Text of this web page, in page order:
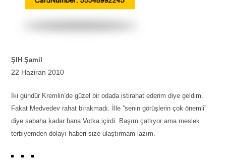
ŞIH Şamil
22 Haziran 2010
İki gündür Kremlin’de güzel bir odada istirahat ederim diye geldim.
Fakat Medvedev rahat bırakmadı. İlle ”senin görüşlerin çok önemli”
diye sabaha kadar bana Votka içirdi. Başım çatlıyor ama meslek
terbiyemden dolayı haberi size ulaştırmam lazım.